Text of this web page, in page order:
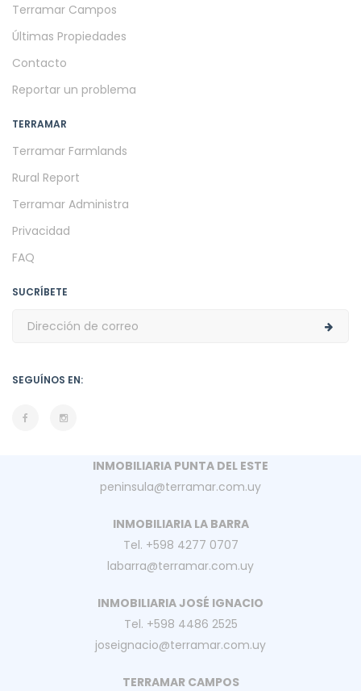
Terramar Campos
Últimas Propiedades
Contacto
Reportar un problema
TERRAMAR
Terramar Farmlands
Rural Report
Terramar Administra
Privacidad
FAQ
SUCRÍBETE
SEGUÍNOS EN:
INMOBILIARIA PUNTA DEL ESTE
peninsula@terramar.com.uy
INMOBILIARIA LA BARRA
Tel. +598 4277 0707
labarra@terramar.com.uy
INMOBILIARIA JOSÉ IGNACIO
Tel. +598 4486 2525
joseignacio@terramar.com.uy
TERRAMAR CAMPOS